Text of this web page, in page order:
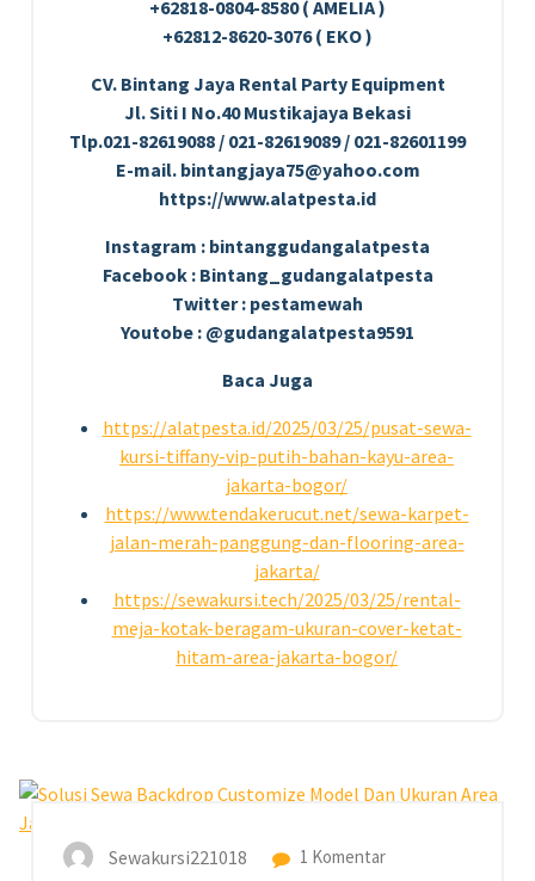
+62818-0804-8580 ( AMELIA )
+62812-8620-3076 ( EKO )
CV. Bintang Jaya Rental Party Equipment
Jl. Siti I No.40 Mustikajaya Bekasi
Tlp.021-82619088 / 021-82619089 / 021-82601199
E-mail. bintangjaya75@yahoo.com
https://www.alatpesta.id
Instagram : bintanggudangalatpesta
Facebook : Bintang_gudangalatpesta
Twitter : pestamewah
Youtobe : @gudangalatpesta9591
Baca Juga
https://alatpesta.id/2025/03/25/pusat-sewa-
kursi-tiffany-vip-putih-bahan-kayu-area-
jakarta-bogor/
https://www.tendakerucut.net/sewa-karpet-
jalan-merah-panggung-dan-flooring-area-
jakarta/
https://sewakursi.tech/2025/03/25/rental-
meja-kotak-beragam-ukuran-cover-ketat-
hitam-area-jakarta-bogor/
Sewakursi221018 1 Komentar